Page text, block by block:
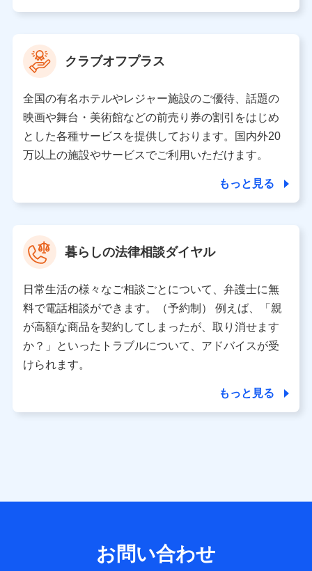
上記に係る案内・手続き・管理等付帯業務を行うため
【当該個人データの管理について責任を有する者の名称・住
所・代表者名】
当該個人データを取り扱う各共同利用者（詳細は次のとお
り）
東京都千代田区永田町2丁目11番1号 山王パークタワー
株式会社NTTドコモ 代表取締役社長 前田 義晃
東京都中央区日本橋人形町2-14-10 アーバンネット日本橋
ビル 3F
※ 当社および株式会社NTTドコモは、お客さまの情報を利
データ憲章」に定める行動原則を順守します 。
※ パーソナルデータダッシュボードの「第三者提供の管
理」の設定状態にかかわらず、共同利用する場合がありま
※ dポイントクラブ会員ではないお客さま（2019年12月11
日以降、一度もdポイントクラブ会員であったことがないお
個人データは、こちら の利用目的の範囲内に限って共同利
用します。
サービス提供等を通じて取得した、以下の情報などの個人デ
クラブオフプラス
全国の有名ホテルやレジャー施設のご優待、話題の
映画や舞台・美術館などの前売り券の割引をはじめ
とした各種サービスを提供しております。国内外20
万以上の施設やサービスでご利用いただけます。
もっと見る
暮らしの法律相談ダイヤル
日常生活の様々なご相談ごとについて、弁護士に無
料で電話相談ができます。（予約制） 例えば、「親
が高額な商品を契約してしまったが、取り消せます
か？」といったトラブルについて、アドバイスが受
けられます。
もっと見る
お問い合わせ